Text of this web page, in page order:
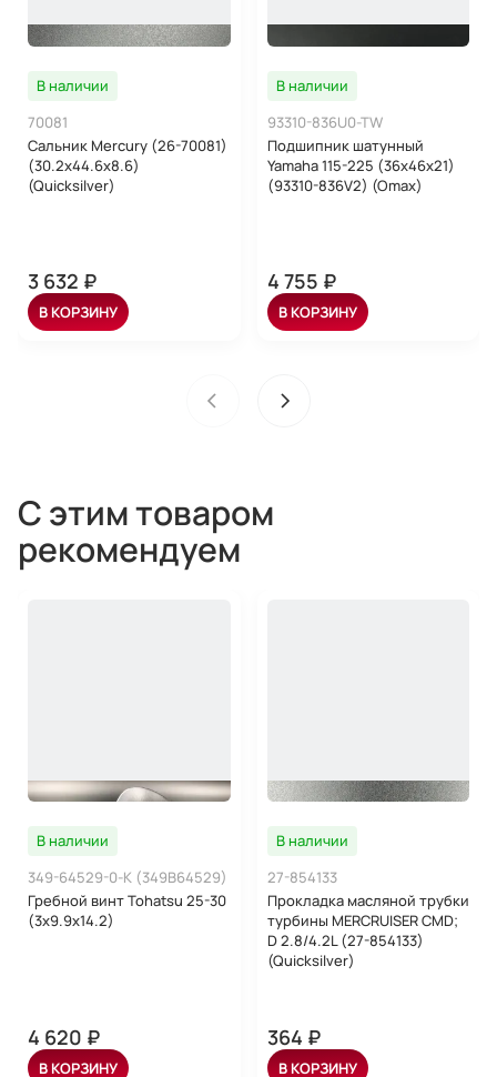
В наличии
70081
Сальник Mercury (26-70081)
(30.2х44.6х8.6)
(Quicksilver)
3 632 ₽
В КОРЗИНУ
В наличии
93310-836U0-TW
Подшипник шатунный
Yamaha 115-225 (36x46x21)
(93310-836V2) (Omax)
4 755 ₽
В КОРЗИНУ
С этим товаром
рекомендуем
В наличии
349-64529-0-K (349B64529)
Гребной винт Tohatsu 25-30
(3x9.9x14.2)
4 620 ₽
В КОРЗИНУ
В наличии
27-854133
Прокладка масляной трубки
турбины MERCRUISER CMD;
D 2.8/4.2L (27-854133)
(Quicksilver)
364 ₽
В КОРЗИНУ